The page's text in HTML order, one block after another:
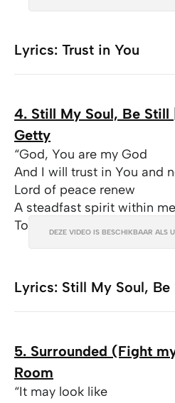
Lyrics: Trust in You
Lyrics: Trust in You
4. Still My Soul, Be
Getty
“God, You are my God
And I will trust in You and
Lord of peace renew
A steadfast spirit within me
To rest in You alone”
DEZE VIDEO IS BESCHIKBAAR ALS
Lyrics: Still My Soul, Be
Lyrics: Still My Soul, Be
5. Surrounded (Fight
Room
“It may look like